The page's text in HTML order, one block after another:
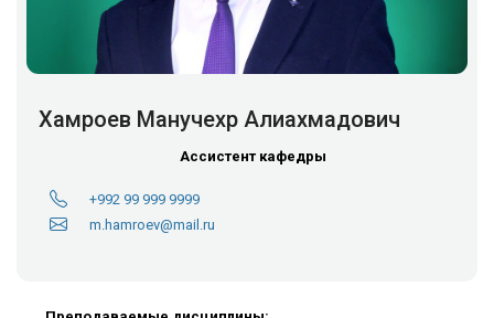
Хамроев Манучехр Алиахмадович
Ассистент кафедры
+992 99 999 9999
m.hamroev@mail.ru